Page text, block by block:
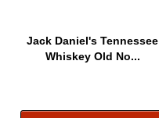
Jack Daniel's Tennessee
Whiskey Old No...